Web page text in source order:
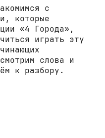
с
которые
«4 Города»,
играть эту
слова и
к разбору.